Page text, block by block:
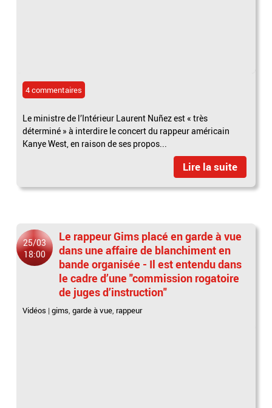
4 commentaires
Le ministre de l’Intérieur Laurent Nuñez est « très
déterminé » à interdire le concert du rappeur américain
Kanye West, en raison de ses propos...
Lire la suite
25/03
18:00
Le rappeur Gims placé en garde à vue
dans une affaire de blanchiment en
bande organisée - Il est entendu dans
le cadre d’une "commission rogatoire
de juges d’instruction"
Vidéos |gims,garde à vue, rappeur